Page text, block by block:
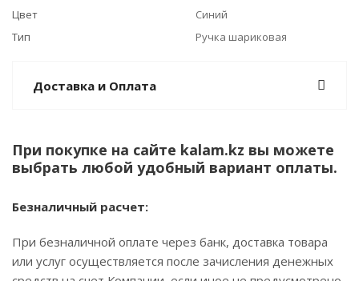
Цвет
Синий
Тип
Ручка шариковая
Доставка и Оплата
При покупке на сайте kalam.kz вы можете
выбрать любой удобный вариант оплаты.
Безналичный расчет:
При безналичной оплате через банк, доставка товара
или услуг осуществляется после зачисления денежных